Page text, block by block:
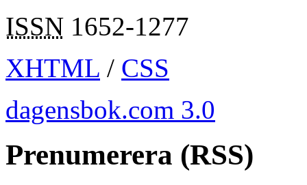
ISSN 1652-1277
XHTML / CSS
dagensbok.com 3.0
Prenumerera (RSS)